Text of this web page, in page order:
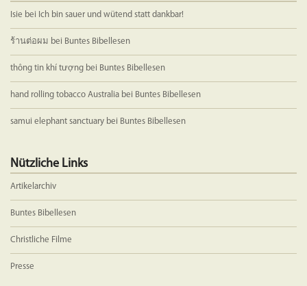
Isie bei Ich bin sauer und wütend statt dankbar!
ร้านต่อผม bei Buntes Bibellesen
thông tin khí tượng bei Buntes Bibellesen
hand rolling tobacco Australia bei Buntes Bibellesen
samui elephant sanctuary bei Buntes Bibellesen
Nützliche Links
Artikelarchiv
Buntes Bibellesen
Christliche Filme
Presse